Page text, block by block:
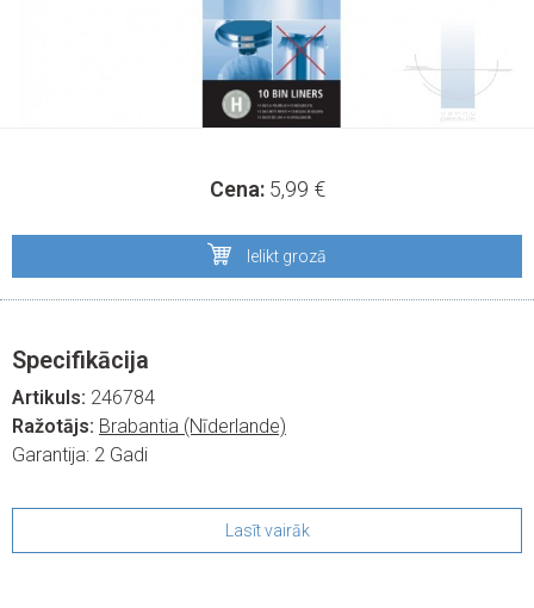
Cena: 5,99 €
Ielikt grozā
Specifikācija
Artikuls: 246784
Ražotājs: Brabantia (Nīderlande)
Garantija: 2 Gadi
Lasīt vairāk